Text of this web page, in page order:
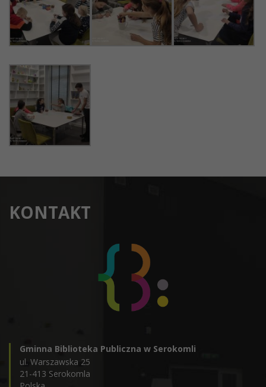
KONTAKT
Gminna Biblioteka Publiczna w Serokomli
ul. Warszawska 25
21-413 Serokomla